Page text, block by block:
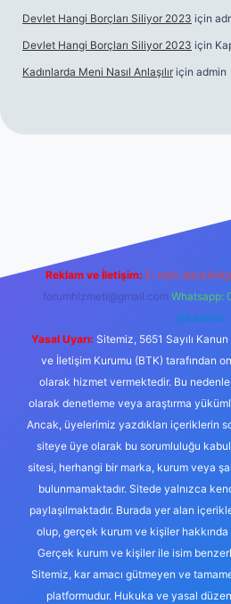
Devlet Hangi Borçları Siliyor 2023 için
Devlet Hangi Borçları Siliyor 2023 için
Kadınlarda Meni Nasıl Anlaşılır için admin
Reklam ve İletişim: E-mail:
forumhizmeti@gmail.com Whatsapp:
@karabul
Yasal Uyarı: Sitemiz, 5651 Sayılı
ve İletişim Kurumu (BTK) tarafından
olarak hizmet vermektedir. Bu
olarak denetleme veya araştırma
Ancak, üyelerimiz yazdıkları içeriklerin
siteye üye olarak bu sorumluluğu kabul
sitesi, herhangi bir marka, kurum veya
bulunmamaktadır. Sitede yalnızca
paylaşılmaktadır. Burada yer alan
olup, gerçek kurum ve kişiler hakkında
Gerçek kurum ve kişiler ile isim
Sitemiz, kar amacı gütmeyen ve
platformudur. Hukuka ve yasal